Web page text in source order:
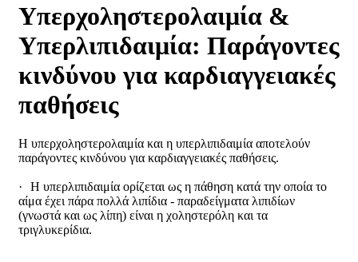
Υπερχοληστερολαιμία &
Υπερλιπιδαιμία: Παράγοντες
κινδύνου για καρδιαγγειακές
παθήσεις
Η υπερχοληστερολαιμία και η υπερλιπιδαιμία αποτελούν
παράγοντες κινδύνου για καρδιαγγειακές παθήσεις.
·
Η υπερλιπιδαιμία ορίζεται ως η πάθηση κατά την οποία το
αίμα έχει πάρα πολλά λιπίδια - παραδείγματα λιπιδίων
(γνωστά και ως λίπη) είναι η χοληστερόλη και τα
τριγλυκερίδια.